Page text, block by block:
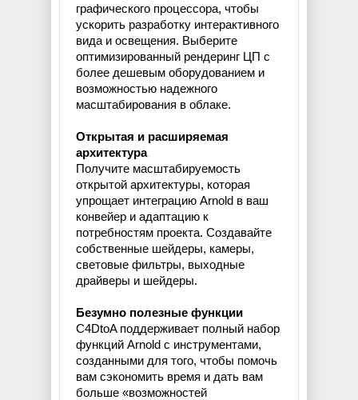
графического процессора, чтобы
ускорить разработку интерактивного
вида и освещения. Выберите
оптимизированный рендеринг ЦП с
более дешевым оборудованием и
возможностью надежного
масштабирования в облаке.
Открытая и расширяемая
архитектура
Получите масштабируемость
открытой архитектуры, которая
упрощает интеграцию Arnold в ваш
конвейер и адаптацию к
потребностям проекта. Создавайте
собственные шейдеры, камеры,
световые фильтры, выходные
драйверы и шейдеры.
Безумно полезные функции
C4DtoA поддерживает полный набор
функций Arnold с инструментами,
созданными для того, чтобы помочь
вам сэкономить время и дать вам
больше «возможностей